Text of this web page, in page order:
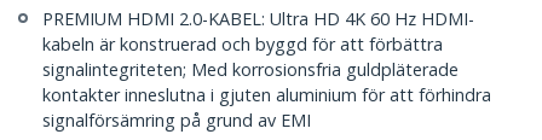
PREMIUM HDMI 2.0-KABEL: Ultra HD 4K 60 Hz HDMI-
kabeln är konstruerad och byggd för att förbättra
signalintegriteten; Med korrosionsfria guldpläterade
kontakter inneslutna i gjuten aluminium för att förhindra
signalförsämring på grund av EMI